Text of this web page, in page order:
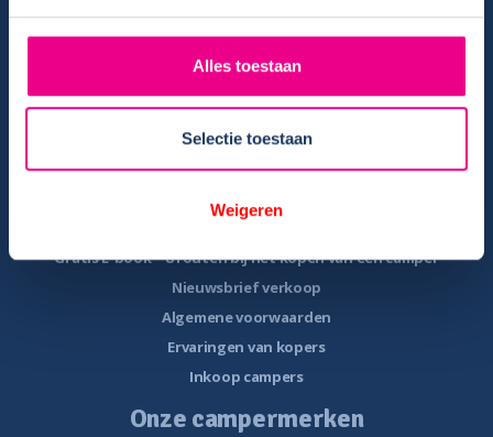
Alles toestaan
Selectie toestaan
Weigeren
Instructievideo
Veel voorkomende storingen onderweg
Camper te koop
Gratis E-book – 8 fouten bij het kopen van een camper
Nieuwsbrief verkoop
Algemene voorwaarden
Ervaringen van kopers
Inkoop campers
Onze campermerken